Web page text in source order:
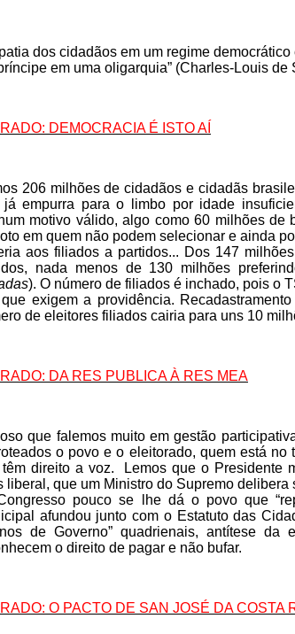
dos cidadãos em um regime
em uma oligarquia” (Charles-Louis
DEMOCRACIA É ISTO AÍ
206 milhões de cidadãos e cidadãs
já empurra para o limbo por idade
motivo válido, algo como 60 milhões de
em quem não podem selecionar e ainda
aos filiados a partidos... Dos 147
nada menos de 130 milhões
). O número de filiados é inchado, pois o
exigem a providência.
de eleitores filiados cairia para uns 10
DA RES PUBLICA À RES MEA
que falemos muito em gestão
o povo e o eleitorado, quem está
direito a voz. Lemos que o Presidente
liberal, que um Ministro do Supremo
pouco se lhe dá o povo que
afundou junto com o Estatuto das
de Governo” quadrienais, antítese
o direito de pagar e não bufar.
O PACTO DE SAN JOSÉ DA COSTA